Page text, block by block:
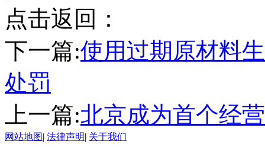
点击返回：
下一篇:使用过期原材料
处罚
上一篇:北京成为首个经
网站地图| 法律声明| 关于我们